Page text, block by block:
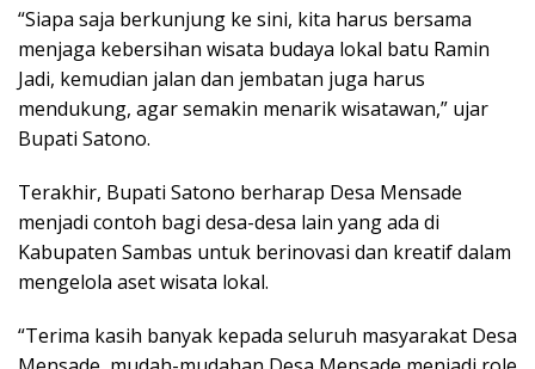
“Siapa saja berkunjung ke sini, kita harus bersama
menjaga kebersihan wisata budaya lokal batu Ramin
Jadi, kemudian jalan dan jembatan juga harus
mendukung, agar semakin menarik wisatawan,” ujar
Bupati Satono.
Terakhir, Bupati Satono berharap Desa Mensade
menjadi contoh bagi desa-desa lain yang ada di
Kabupaten Sambas untuk berinovasi dan kreatif dalam
mengelola aset wisata lokal.
“Terima kasih banyak kepada seluruh masyarakat Desa